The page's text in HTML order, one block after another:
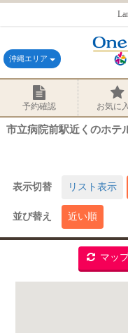
沖縄エリア
予約確認 お気に
市立病院前駅近くのホテ
表示切替 リスト表示
並び替え 近い順
マッ